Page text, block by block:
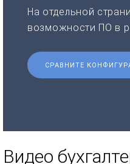
На отдельной
возможности ПО в
СРАВНИТЕ
Видео